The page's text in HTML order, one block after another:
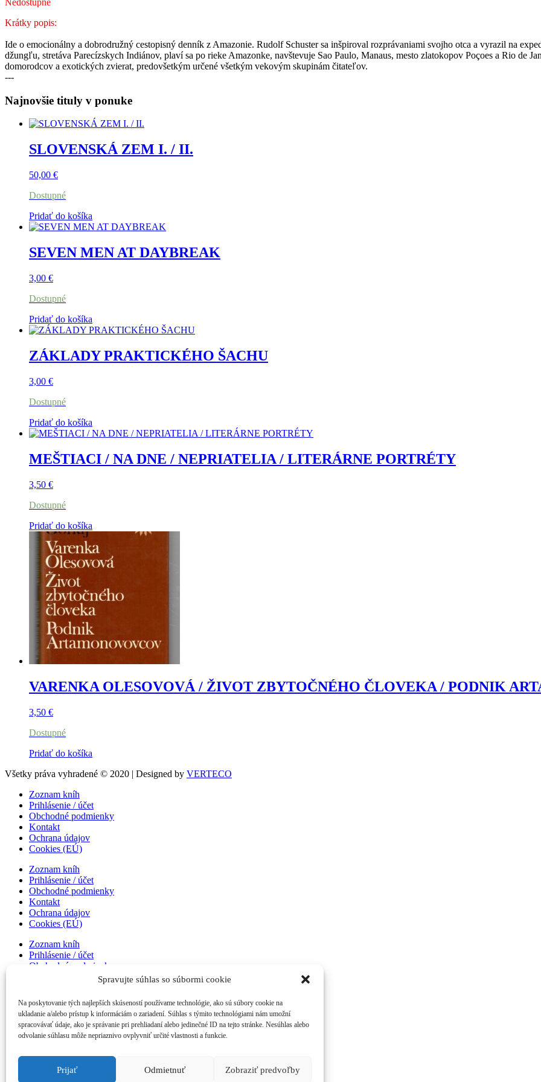
Spravujte súhlas so súbormi cookie
Na poskytovanie tých najlepších skúseností používame technológie, ako sú súbory cookie na
ukladanie a/alebo prístup k informáciám o zariadení. Súhlas s týmito technológiami nám umožní
spracovávať údaje, ako je správanie pri prehliadaní alebo jedinečné ID na tejto stránke. Nesúhlas alebo
odvolanie súhlasu môže nepriaznivo ovplyvniť určité vlastnosti a funkcie.
Prijať Odmietnuť Zobraziť predvoľby
Nedostupné
Krátky popis:
Ide o emocionálny a dobrodružný cestopisný denník z Amazonie. Rudolf Schuster sa inšpiroval rozprávaniami svojho otca a vyrazil na
džungľu, stretáva Parecízskych Indiánov, plaví sa po rieke Amazonke, navštevuje Sao Paulo, Manaus, mesto zlatokopov Poçoes a Rio de
domorodcov a exotických zvierat, predovšetkým určené všetkým vekovým skupinám čitateľov.
---
Najnovšie tituly v ponuke
SLOVENSKÁ ZEM I. / II.
50,00 €
Dostupné
Pridať do košíka
SEVEN MEN AT DAYBREAK
3,00 €
Dostupné
Pridať do košíka
ZÁKLADY PRAKTICKÉHO ŠACHU
3,00 €
Dostupné
Pridať do košíka
MEŠTIACI / NA DNE / NEPRIATELIA / LITERÁRNE PORTRÉTY
3,50 €
Dostupné
Pridať do košíka
VARENKA OLESOVOVÁ / ŽIVOT ZBYTOČNÉHO ČLOVEKA / PODNIK
3,50 €
Dostupné
Pridať do košíka
Všetky práva vyhradené © 2020 | Designed by VERTECO
Zoznam kníh
Prihlásenie / účet
Obchodné podmienky
Kontakt
Ochrana údajov
Cookies (EÚ)
Zoznam kníh
Prihlásenie / účet
Obchodné podmienky
Kontakt
Ochrana údajov
Cookies (EÚ)
Zoznam kníh
Prihlásenie / účet
Obchodné podmienky
Cookies (EÚ)
Zoznam kníh
Prihlásenie / účet
Obchodné podmienky
Cookies (EÚ)